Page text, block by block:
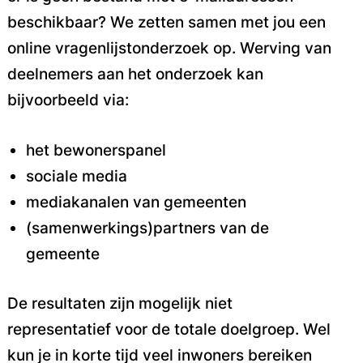
beschikbaar? We zetten samen met jou een
online vragenlijstonderzoek op. Werving van
deelnemers aan het onderzoek kan
bijvoorbeeld via:
het bewonerspanel
sociale media
mediakanalen van gemeenten
(samenwerkings)partners van de
gemeente
De resultaten zijn mogelijk niet
representatief voor de totale doelgroep. Wel
kun je in korte tijd veel inwoners bereiken